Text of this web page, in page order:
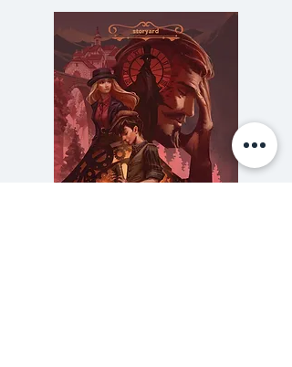
วิญญาณพิเศษสุดของคาร์ลอส
คาสตาเนด้านักเขียนและนัก
มานุษยวิทยาชาวอเมริกันผู้ล่วงลับ
ในปี 1961 นักมานุษยวิทยาหนุ่ม
คาร์ลอส คาสตาเนด้า จาก